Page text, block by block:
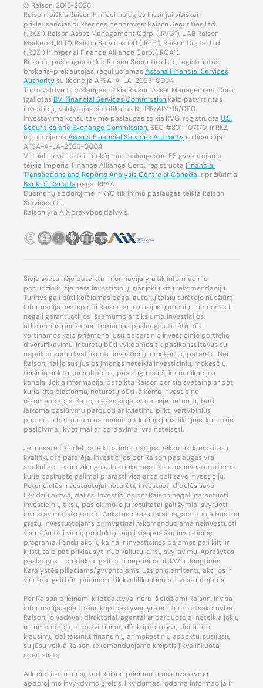
© Raison, 2018-2026
Raison reiškia Raison FinTechnologies Inc. ir jai visiškai
priklausančias dukterines bendroves: Raison Securities Ltd.
(„RKZ“), Raison Asset Management Corp. („RVG“), UAB Raison
Markets („RLT“), Raison Services OÜ („REE“), Raison Digital Ltd
(„RBZ“) ir Imperial Finance Alliance Corp. („RCA“).
Brokerių paslaugas teikia Raison Securities Ltd., registruotas
brokeris-prekiautojas, reguliuojamasAstana Financial Services
Authoritysu licencija AFSA-A-LA-2023-0004.
Turto valdymo paslaugas teikia Raison Asset Management Corp.,
įgaliotasBVI Financial Services Commission kaip patvirtintas
investicijų valdytojas, sertifikatas Nr. IBR/AIM/15/0110.
Investavimo konsultavimo paslaugas teikia RVG, registruota U.S.
Securities and Exchange Commission, SEC #801-107170, ir RKZ,
reguliuojama Astana Financial Services Authoritysu licencija
AFSA-A-LA-2023-0004.
Virtualios valiutos ir mokėjimo paslaugas ne ES gyventojams
teikia Imperial Finance Alliance Corp., registruotaFinancial
Transactions and Reports Analysis Centre of Canada ir prižiūrima
Bank of Canada pagal RPAA.
Duomenų apdorojimo ir KYC tikrinimo paslaugas teikia Raison
Services OÜ.
Raison yra AIX prekybos dalyvis.
Šioje svetainėje pateikta informacija yra tik informacinio
pobūdžio ir joje nėra investicinių ir/ar jokių kitų rekomendacijų.
Turinys gali būti keičiamas pagal autorių teisių turėtojo nuožiūrą.
Informacija neatspindi Raison ar jo susijusių įmonių nuomonės ir
negali garantuoti jos išsamumo ar tikslumo. Investicijos,
atliekamos per Raison teikiamas paslaugas, turėtų būti
vertinamos kaip priemonė jūsų dabartinio investicinio portfelio
diversifikavimui ir turėtų būti vykdomos tik pasikonsultavus su
nepriklausomu kvalifikuotu investicijų ir mokesčių patarėju. Nei
Raison, nei jo susijusios įmonės neteikia investicinių, mokesčių,
teisinių ar kitų konsultacinių paslaugų per šį komunikacijos
kanalą. Jokia informacija, pateikta Raison per šią svetainę ar bet
kurią kitą platformą, neturėtų būti laikoma investicine
rekomendacija. Be to, niekas šioje svetainėje neturėtų būti
laikoma pasiūlymu parduoti ar kvietimu pirkti vertybinius
popierius bet kuriam asmeniui bet kurioje jurisdikcijoje, kur tokie
pasiūlymai, kvietimai ar pardavimai yra neteisėti.
Jei nesate tikri dėl pateiktos informacijos reikšmės, kreipkitės į
kvalifikuotą patarėją. Investicijos per Raison paslaugas yra
spekuliacinės ir rizikingos. Jos tinkamos tik tiems investuotojams,
kurie pasiruošę galimai prarasti visą arba dalį savo investicijų.
Potencialūs investuotojai neturėtų investuoti didelės savo
likvidžių aktyvų dalies. Investicijos per Raison negali garantuoti
investicinių tikslų pasiekimo, o jų rezultatai gali žymiai svyruoti
investavimo laikotarpiu. Ankstesni rezultatai negarantuoja būsimų
grąžų. Investuotojams primygtinai rekomenduojama neinvestuoti
visų lėšų tik į vieną produktą kaip į visapusišką investicinę
programą. Fondų akcijų kaina ir investicinės pajamos gali kilti ir
kristi, taip pat priklausyti nuo valiutų kursų svyravimų. Aprašytos
paslaugos ir produktai gali būti neprieinami JAV ir Jungtinės
Karalystės piliečiams/gyventojams. Užsienio emitentų akcijos ir
vienetai gali būti prieinami tik kvalifikuotiems investuotojams.
Per Raison prieinami kriptoaktyvai nėra išleidžiami Raison, ir visa
informacija apie tokius kriptoaktyvus yra emitento atsakomybė.
Raison, jo vadovai, direktoriai, agentai ar darbuotojai neteikia jokių
rekomendacijų ar patvirtinimų dėl kriptoaktyvų. Jei turite
klausimų dėl teisiniu, finansinių ar mokestinių aspektų, susijusių
su jūsų veikla Raison, rekomenduojama kreiptis į kvalifikuotą
specialistą.
Atkreipkite dėmesį, kad Raison prieinamumas, užsakymų
apdorojimo ir vykdymo greitis, likvidumas, rodoma informacija ir